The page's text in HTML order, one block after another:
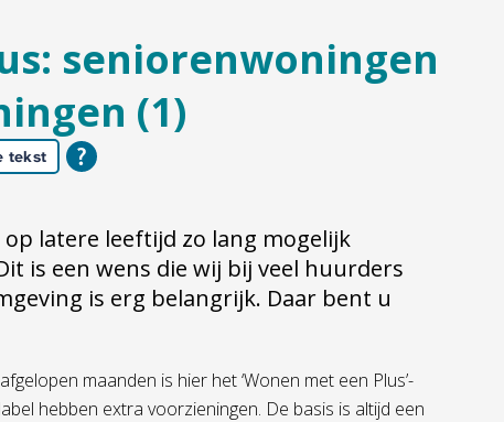
seniorenwoningen
(1)
tekst
latere leeftijd zo lang mogelijk
is een wens die wij bij veel huurders
is erg belangrijk. Daar bent u
maanden is hier het ‘Wonen met een Plus’-
hebben extra voorzieningen. De basis is altijd een